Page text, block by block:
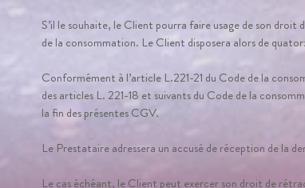
S’il le souhaite, le Client pourra faire usage de son
de la consommation. Le Client disposera alors de
Conformément à l’article L.221-21 du Code de la
des articles L. 221-18 et suivants du Code de la
la fin des présentes CGV.
Le Prestataire adressera un accusé de réception de la
Le cas échéant, le Client peut exercer son droit de